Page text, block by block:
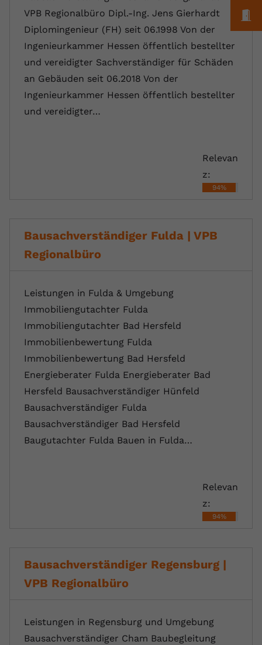
VPB Regionalbüro Dipl.-Ing. Jens Gierhardt
Diplomingenieur (FH) seit 06.1998 Von der
Ingenieurkammer Hessen öffentlich bestellter
und vereidigter Sachverständiger für Schäden
an Gebäuden seit 06.2018 Von der
Ingenieurkammer Hessen öffentlich bestellter
und vereidigter…
Relevan
z:
94%
Bausachverständiger Fulda | VPB
Regionalbüro
Leistungen in Fulda & Umgebung
Immobiliengutachter Fulda
Immobiliengutachter Bad Hersfeld
Immobilienbewertung Fulda
Immobilienbewertung Bad Hersfeld
Energieberater Fulda Energieberater Bad
Hersfeld Bausachverständiger Hünfeld
Bausachverständiger Fulda
Bausachverständiger Bad Hersfeld
Baugutachter Fulda Bauen in Fulda…
Relevan
z:
94%
Bausachverständiger Regensburg |
VPB Regionalbüro
Leistungen in Regensburg und Umgebung
Bausachverständiger Cham Baubegleitung